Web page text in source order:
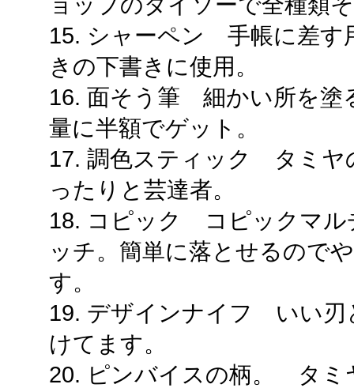
15. シャーペン 手帳に差す
きの下書きに使用。
16. 面そう筆 細かい所を塗
量に半額でゲット。
17. 調色スティック タミヤ
ったりと芸達者。
18. コピック コピックマル
ッチ。簡単に落とせるので
す。
19. デザインナイフ いい刃
けてます。
20. ピンバイスの柄。 タミ